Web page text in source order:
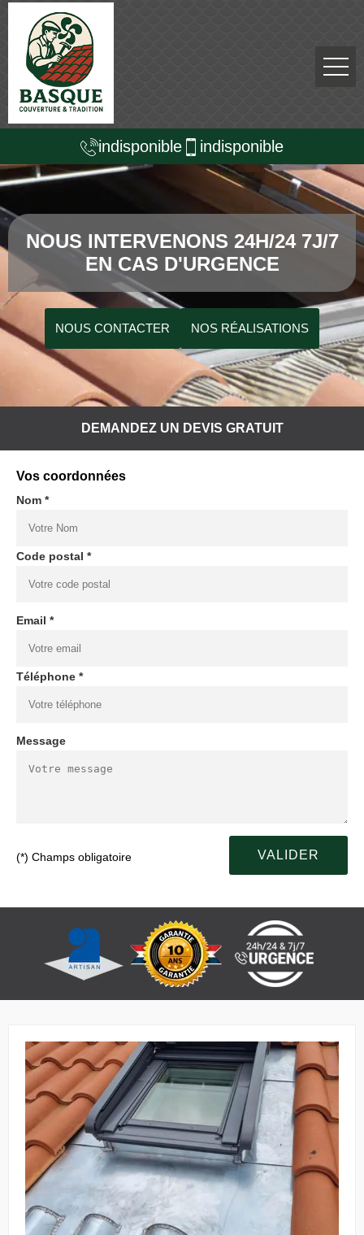
indisponible indisponible
NOUS INTERVENONS 24H/24 7J/7
EN CAS D'URGENCE
NOUS CONTACTER NOS RÉALISATIONS
DEMANDEZ UN DEVIS GRATUIT
Vos coordonnées
Nom *
Code postal *
Email *
Téléphone *
Message
(*) Champs obligatoire